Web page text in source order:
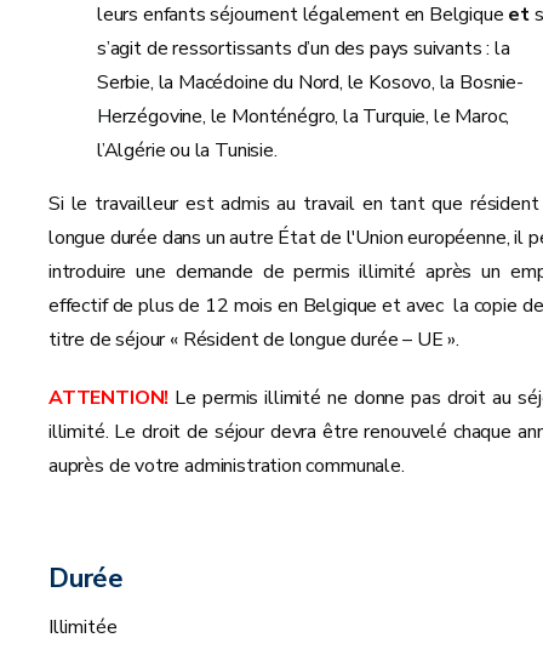
leurs enfants séjournent légalement en Belgique et
s’agit de ressortissants d’un des pays suivants :la
Serbie, la Macédoine du Nord, le Kosovo, la Bosnie-
Herzégovine, le Monténégro, la Turquie, le Maroc,
l’Algérie ou la Tunisie.
Si le travailleur est admis au travail en tant que
longue durée dans un autre État de l'Union européenne, il
introduire une demande de permis illimité après un
effectif de plus de 12 mois en Belgique et avec la copie
titre de séjour « Résident de longue durée – UE ».
ATTENTION! Le permis illimité ne donne pas droit au
illimité. Le droit de séjour devra être renouvelé chaque
auprès de votre administration communale.
Durée
Illimitée